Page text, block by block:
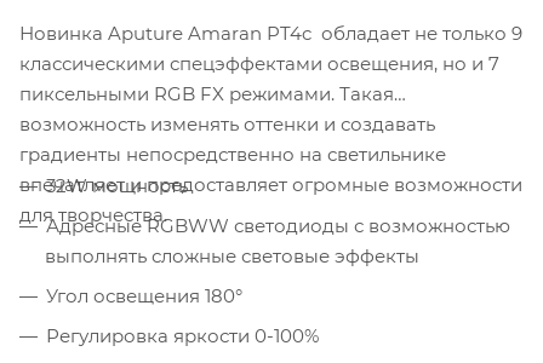
Новинка Aputure Amaran PT4c обладает не только 9
классическими спецэффектами освещения, но и 7
пиксельными RGB FX режимами. Такая
возможность изменять оттенки и создавать
градиенты непосредственно на светильнике
впечатляет и предоставляет огромные возможности
для творчества.
32W мощность
Адресные RGBWW светодиоды с возможностью
выполнять сложные световые эффекты
Угол освещения 180°
Регулировка яркости 0-100%